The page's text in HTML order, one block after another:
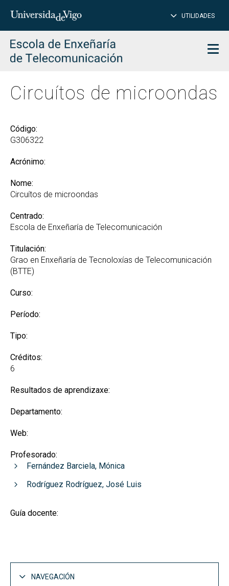
Introduce
para
buscar
UTILIDADES
Circuítos de microondas
Código:
G306322
Acrónimo:
Nome:
Circuítos de microondas
Centrado:
Escola de Enxeñaría de Telecomunicación
Titulación:
Grao en Enxeñaría de Tecnoloxías de Telecomunicación
(BTTE)
Curso:
Período:
Tipo:
Créditos:
6
Resultados de aprendizaxe:
Departamento:
Web:
Profesorado:
Fernández Barciela, Mónica
Rodríguez Rodríguez, José Luis
Guía docente:
NAVEGACIÓN